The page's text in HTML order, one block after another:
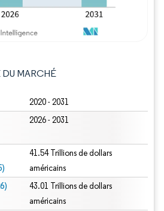
DU MARCHÉ
2020 - 2031
2026 - 2031
41.54 Trillions de dollars
américains
43.01 Trillions de dollars
américains